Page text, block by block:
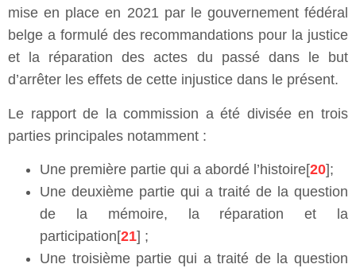
mise en place en 2021 par le gouvernement fédéral
belge a formulé des recommandations pour la justice
et la réparation des actes du passé dans le but
d’arrêter les effets de cette injustice dans le présent.
Le rapport de la commission a été divisée en trois
parties principales notamment :
Une première partie qui a abordé l’histoire[20];
Une deuxième partie qui a traité de la question
de la mémoire, la réparation et la
participation[21] ;
Une troisième partie qui a traité de la question